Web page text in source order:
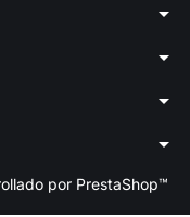
arrow_drop_down
arrow_drop_down
arrow_drop_down
arrow_drop_down
por PrestaShop™